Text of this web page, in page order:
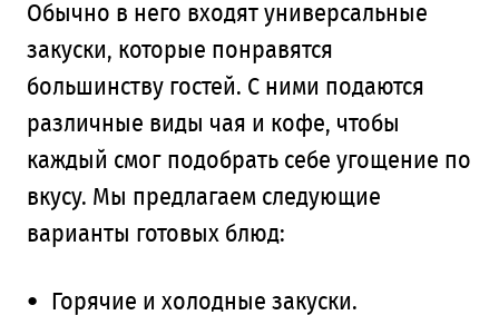
Обычно в него входят универсальные
закуски, которые понравятся
большинству гостей. С ними подаются
различные виды чая и кофе, чтобы
каждый смог подобрать себе угощение по
вкусу. Мы предлагаем следующие
варианты готовых блюд:
Горячие и холодные закуски.